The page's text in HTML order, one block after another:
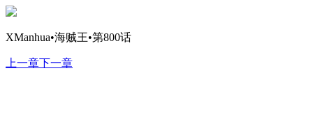
XManhua•海贼王•第800话
上一章下一章